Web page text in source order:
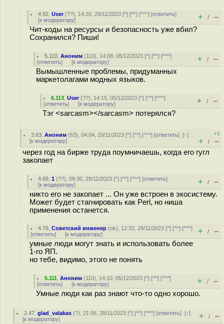
4.92 ,User(??), 14:20, 29/11/2023 [^] [^^] [^^^] [ответить]
[к модератору] + / –
Чит-коды на ресурсы и безопасность уже вбил?
Сохранился? Пиши!
5.110 ,Аноним (110), 14:08, 05/12/2023 [^] [^^] [^^^]
[ответить] [к модератору] + / –
Вымышленные проблемы, придуманных
маркетолагами модных языков.
6.113 ,User(??), 14:15, 05/12/2023 [^] [^^] [^^^]
[ответить] [к модератору] + / –
Тэг <sarcasm></sarcasm> потерялся?
3.63 ,Аноним (63), 04:04, 29/11/2023 [^] [^^] [^^^] [ответить][↑]
[к модератору]
+1
+ / –
через год на бирже труда поумничаешь, когда его гугл
закопает
4.69 ,1 (??), 09:30, 29/11/2023 [^] [^^] [^^^] [ответить]
[к модератору] + / –
никто его не закопает ... Он уже встроен в экосистему.
Может будет стагнировать как Perl, но ниша
применения останется.
4.76 ,Советский инженер (ok), 12:32, 29/11/2023 [^] [^^] [^^^]
[ответить] [к модератору] + / –
умные люди могут знать и использовать более
1-го ЯП.
но тебе, видимо, этого не понять
5.111 ,Аноним (110), 14:10, 05/12/2023 [^] [^^] [^^^]
[ответить] [к модератору] + / –
Умные люди как раз знают что-то одно хорошо.
2.47 ,glad_valakas (?), 21:06, 28/11/2023 [^] [^^] [^^^] [ответить][↑]
[к модератору] + / –